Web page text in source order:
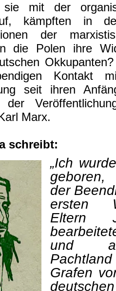
mit der
kämpften in
der
die Polen ihre
Kontakt
seit ihren
Marx.
schreibt:
„Ich
der
ersten
Eltern
und
Grafen